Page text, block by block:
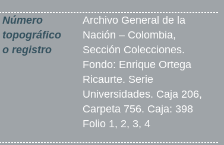
Número
topográfico
o registro
Archivo General de la
Nación – Colombia,
Sección Colecciones.
Fondo: Enrique Ortega
Ricaurte. Serie
Universidades. Caja 206,
Carpeta 756. Caja: 398
Folio 1, 2, 3, 4